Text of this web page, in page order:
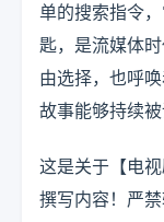
单的搜索指令
匙，是流媒体
由选择，也呼
故事能够持续被
这是关于【电
撰写内容！严禁